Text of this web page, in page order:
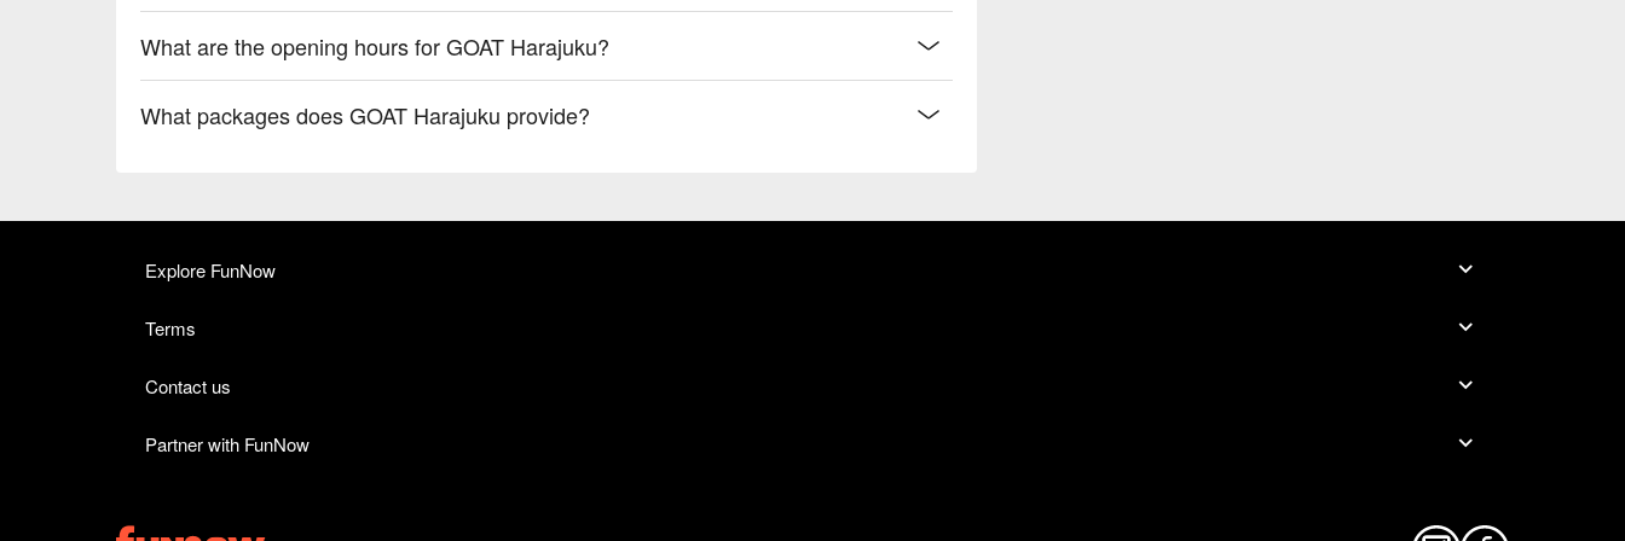
What are the opening hours for GOAT Harajuku?
What packages does GOAT Harajuku provide?
Explore FunNow
Terms
Contact us
Partner with FunNow